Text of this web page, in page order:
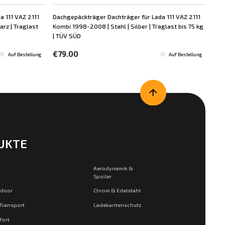
VAZ 2111
| Traglast
Auf Bestellung
Dachgepäckträger Dachträger für Lada 111 VAZ 2111
Kombi 1998-2008 | Stahl | Silber | Traglast bis 75 kg
| TÜV SÜD
€79.00 Auf Bestellung
Aerodynamik &
Spoiler
Chrom & Edelstahl
Ladekantenschutz